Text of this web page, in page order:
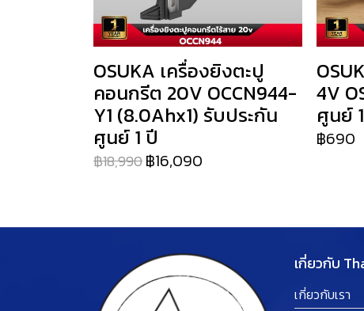
OSUKA เครื่องยิงตะปู
คอนกรีต 20V OCCN944-
Y1 (8.0Ahx1) รับประกัน
ศูนย์ 1 ปี
฿18,990฿16,090
4V
ศูนย์
฿690
เกี่ยวกับ
เกี่ยวกับเรา